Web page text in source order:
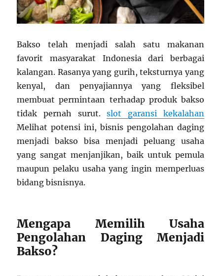
Bakso telah menjadi salah satu makanan
favorit masyarakat Indonesia dari berbagai
kalangan. Rasanya yang gurih, teksturnya yang
kenyal, dan penyajiannya yang fleksibel
membuat permintaan terhadap produk bakso
tidak pernah surut.slot garansi kekalahan
Melihat potensi ini, bisnis pengolahan daging
menjadi bakso bisa menjadi peluang usaha
yang sangat menjanjikan, baik untuk pemula
maupun pelaku usaha yang ingin memperluas
bidang bisnisnya.
Mengapa Memilih Usaha
Pengolahan Daging Menjadi
Bakso?